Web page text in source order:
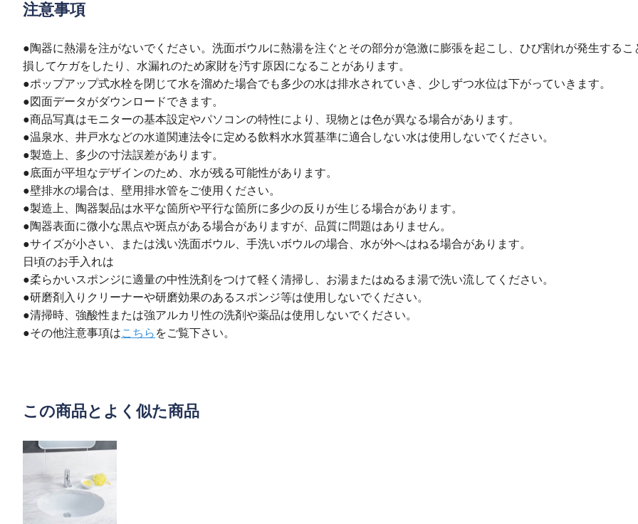
注意事項
●陶器に熱湯を注がないでください。洗面ボウルに熱湯を注ぐとその部分が急激に膨張を起こし、ひび割れが発生する
損してケガをしたり、水漏れのため家財を汚す原因になることがあります。
●ポップアップ式水栓を閉じて水を溜めた場合でも多少の水は排水されていき、少しずつ水位は下がっていきます。
●図面データがダウンロードできます。
●商品写真はモニターの基本設定やパソコンの特性により、現物とは色が異なる場合があります。
●温泉水、井戸水などの水道関連法令に定める飲料水水質基準に適合しない水は使用しないでください。
●製造上、多少の寸法誤差があります。
●底面が平坦なデザインのため、水が残る可能性があります。
●壁排水の場合は、壁用排水管をご使用ください。
●製造上、陶器製品は水平な箇所や平行な箇所に多少の反りが生じる場合があります。
●陶器表面に微小な黒点や斑点がある場合がありますが、品質に問題はありません。
●サイズが小さい、または浅い洗面ボウル、手洗いボウルの場合、水が外へはねる場合があります。
日頃のお手入れは
●柔らかいスポンジに適量の中性洗剤をつけて軽く清掃し、お湯またはぬるま湯で洗い流してください。
●研磨剤入りクリーナーや研磨効果のあるスポンジ等は使用しないでください。
●清掃時、強酸性または強アルカリ性の洗剤や薬品は使用しないでください。
●その他注意事項はこちら をご覧下さい。
この商品とよく似た商品